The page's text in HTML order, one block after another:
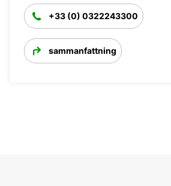
+33 (0) 0322243300
sammanfattning